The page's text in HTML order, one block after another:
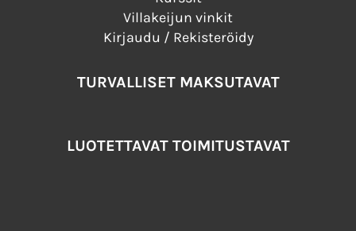
Villakeijun vinkit
Kirjaudu / Rekisteröidy
TURVALLISET MAKSUTAVAT
LUOTETTAVAT TOIMITUSTAVAT